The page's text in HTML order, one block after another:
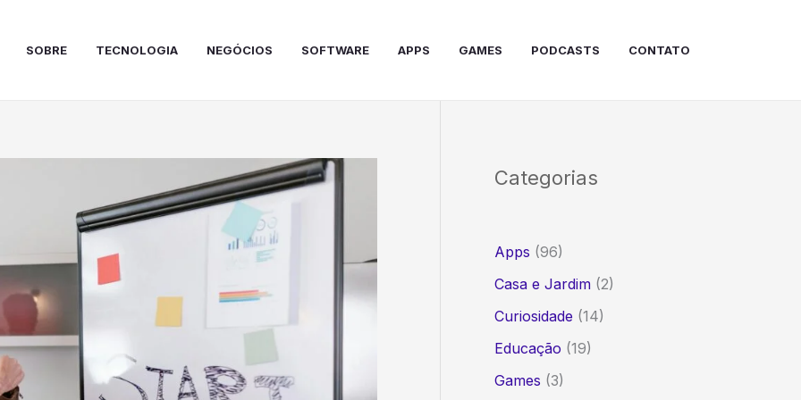
SOBRE TECNOLOGIA NEGÓCIOS SOFTWARE APPS GAMES PODCASTS CONTATO
Categorias
Apps (96)
Casa e Jardim(2)
Curiosidade (14)
Educação (19)
Games (3)